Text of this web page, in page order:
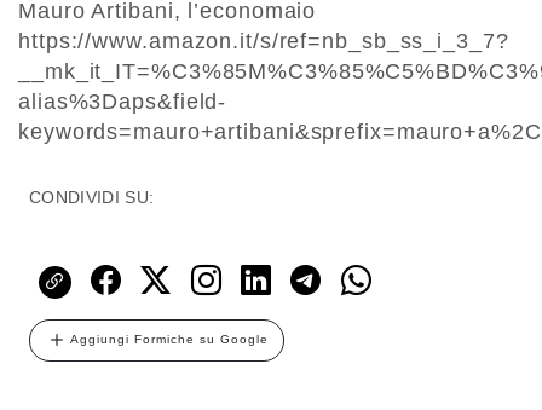
Mauro Artibani, l’economaio
https://www.amazon.it/s/ref=nb_sb_ss_i_3_7?
alias%3Daps&field-
CONDIVIDI SU:
Aggiungi Formiche su Google